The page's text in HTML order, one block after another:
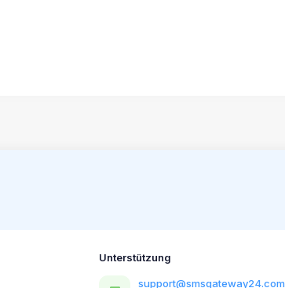
Unterstützung
support@smsgateway24.com